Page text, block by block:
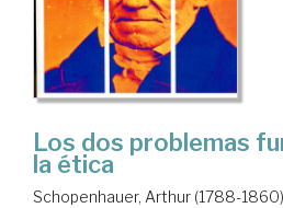
Los dos problemas
la ética
Schopenhauer, Arthur (1788-1860)